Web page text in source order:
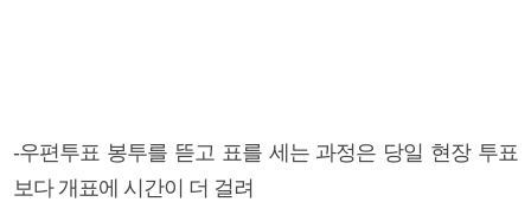
-우편투표 봉투를 뜯고 표를 세는 과정은 당일 현장 투표
보다 개표에 시간이 더 걸려